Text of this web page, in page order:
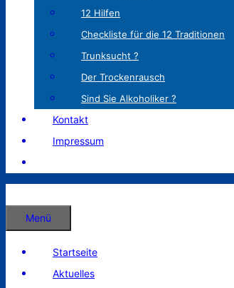
12 Hilfen
Checkliste für die 12 Traditionen
Trunksucht ?
Der Trockenrausch
Sind Sie Alkoholiker ?
Kontakt
Impressum
Menü
Startseite
Aktuelles